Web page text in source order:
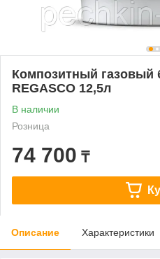
Композитный газовый
REGASCO 12,5л
В наличии
Розница
74 700 ₸
Описание Характеристики